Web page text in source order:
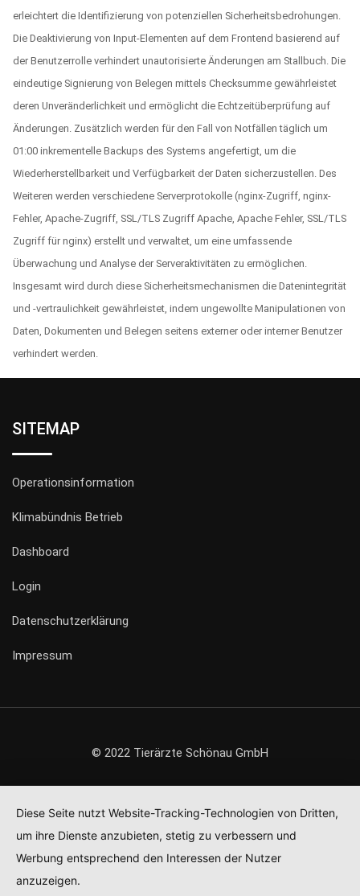
erleichtert die Identifizierung von potenziellen Sicherheitsbedrohungen.
Die Deaktivierung von Input-Elementen auf dem Frontend basierend auf
der Benutzerrolle verhindert unautorisierte Änderungen am Stallbuch. Die
eindeutige Signierung von Belegen mittels Checksumme gewährleistet
deren Unveränderlichkeit und ermöglicht die Echtzeitüberprüfung auf
Änderungen. Zusätzlich werden für den Fall von Notfällen täglich um
01:00 inkrementelle Backups des Systems angefertigt, um die
Wiederherstellbarkeit und Verfügbarkeit der Daten sicherzustellen. Des
Weiteren werden verschiedene Serverprotokolle (nginx-Zugriff, nginx-
Fehler, Apache-Zugriff, SSL/TLS Zugriff Apache, Apache Fehler, SSL/TLS
Zugriff für nginx) erstellt und verwaltet, um eine umfassende
Überwachung und Analyse der Serveraktivitäten zu ermöglichen.
Insgesamt wird durch diese Sicherheitsmechanismen die Datenintegrität
und -vertraulichkeit gewährleistet, indem ungewollte Manipulationen von
Daten, Dokumenten und Belegen seitens externer oder interner Benutzer
verhindert werden.
SITEMAP
Operationsinformation
Klimabündnis Betrieb
Dashboard
Login
Datenschutzerklärung
Impressum
© 2022 Tierärzte Schönau GmbH
Diese Seite nutzt Website-Tracking-Technologien von Dritten,
um ihre Dienste anzubieten, stetig zu verbessern und
Werbung entsprechend den Interessen der Nutzer
anzuzeigen.